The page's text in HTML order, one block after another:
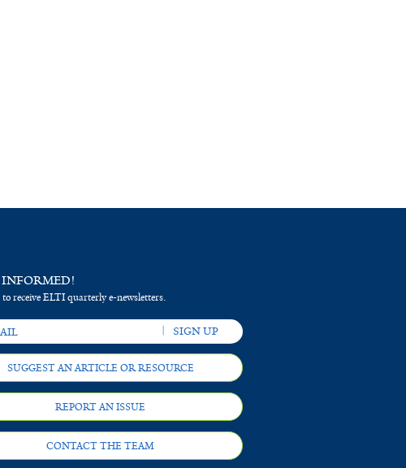
INFORMED!
receive ELTI quarterly e-newsletters.
SUGGEST AN ARTICLE OR RESOURCE
REPORT AN ISSUE
CONTACT THE TEAM